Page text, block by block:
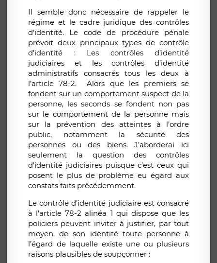
Il semble donc nécessaire de rappeler le
régime et le cadre juridique des contrôles
d’identité. Le code de procédure pénale
prévoit deux principaux types de contrôle
d’identité : Les contrôles d’identité
judiciaires et les contrôles d’identité
administratifs consacrés tous les deux à
l’article 78-2. Alors que les premiers se
fondent sur un comportement suspect de la
personne, les seconds se fondent non pas
sur le comportement de la personne mais
sur la prévention des atteintes à l’ordre
public, notamment la sécurité des
personnes ou des biens. J’aborderai ici
seulement la question des contrôles
d’identité judiciaires puisque c’est ceux qui
posent le plus de problème eu égard aux
constats faits précédemment.
Le contrôle d’identité judiciaire est consacré
à l’article 78-2 alinéa 1 qui dispose que les
policiers peuvent inviter à justifier, par tout
moyen, de son identité toute personne à
l’égard de laquelle existe une ou plusieurs
raisons plausibles de soupçonner :